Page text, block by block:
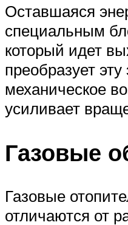
Оставшаяся
специальным
который идет
преобразует
механическое
усиливает
Газовые
Газовые
отличаются от